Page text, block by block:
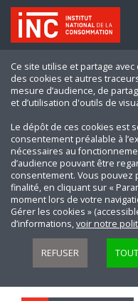
Ce site utilise et partage
des cookies et autres
mesure d’audience, de
et d’utilisation d'outils de
Le dépôt de ces cookies est
consentement préalable à
nécessaires au
d’audience pouvant être
consentement. Vous pouvez
finalité, en cliquant sur «
moment lors de votre
Gérer les cookies »
d’informations,voir notre
REFUSER